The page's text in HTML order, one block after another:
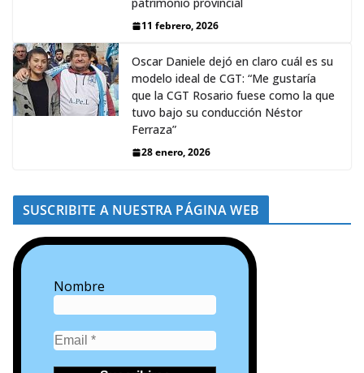
11 febrero, 2026
Oscar Daniele dejó en claro cuál es su
modelo ideal de CGT: “Me gustaría
que la CGT Rosario fuese como la que
tuvo bajo su conducción Néstor
Ferraza”
28 enero, 2026
SUSCRIBITE A NUESTRA PÁGINA WEB
Nombre